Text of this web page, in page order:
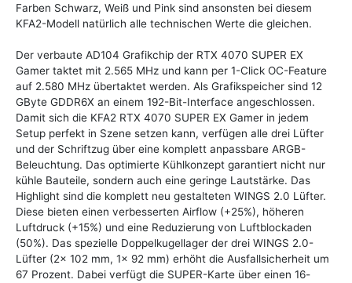
Farben Schwarz, Weiß und Pink sind ansonsten bei diesem
KFA2-Modell natürlich alle technischen Werte die gleichen.
Der verbaute AD104 Grafikchip der RTX 4070 SUPER EX
Gamer taktet mit 2.565 MHz und kann per 1-Click OC-Feature
auf 2.580 MHz übertaktet werden. Als Grafikspeicher sind 12
GByte GDDR6X an einem 192-Bit-Interface angeschlossen.
Damit sich die KFA2 RTX 4070 SUPER EX Gamer in jedem
Setup perfekt in Szene setzen kann, verfügen alle drei Lüfter
und der Schriftzug über eine komplett anpassbare ARGB-
Beleuchtung. Das optimierte Kühlkonzept garantiert nicht nur
kühle Bauteile, sondern auch eine geringe Lautstärke. Das
Highlight sind die komplett neu gestalteten WINGS 2.0 Lüfter.
Diese bieten einen verbesserten Airflow (+25%), höheren
Luftdruck (+15%) und eine Reduzierung von Luftblockaden
(50%). Das spezielle Doppelkugellager der drei WINGS 2.0-
Lüfter (2x 102 mm, 1x 92 mm) erhöht die Ausfallsicherheit um
67 Prozent. Dabei verfügt die SUPER-Karte über einen 16-